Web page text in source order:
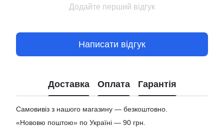
Додайте перший відгук
Написати відгук
Доставка Оплата Гарантія
Самовивіз з нашого магазину — безкоштовно.
«Нововю поштою» по Україні — 90 грн.